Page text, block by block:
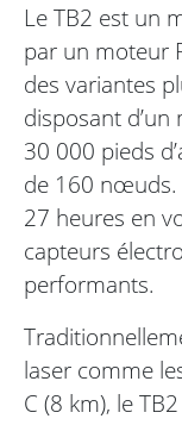
Le TB2 est un
par un moteur
des variantes
disposant
30 000 pieds
de 160 nœuds.
27 heures en
capteurs
performants.
laser comme
C (8 km), le